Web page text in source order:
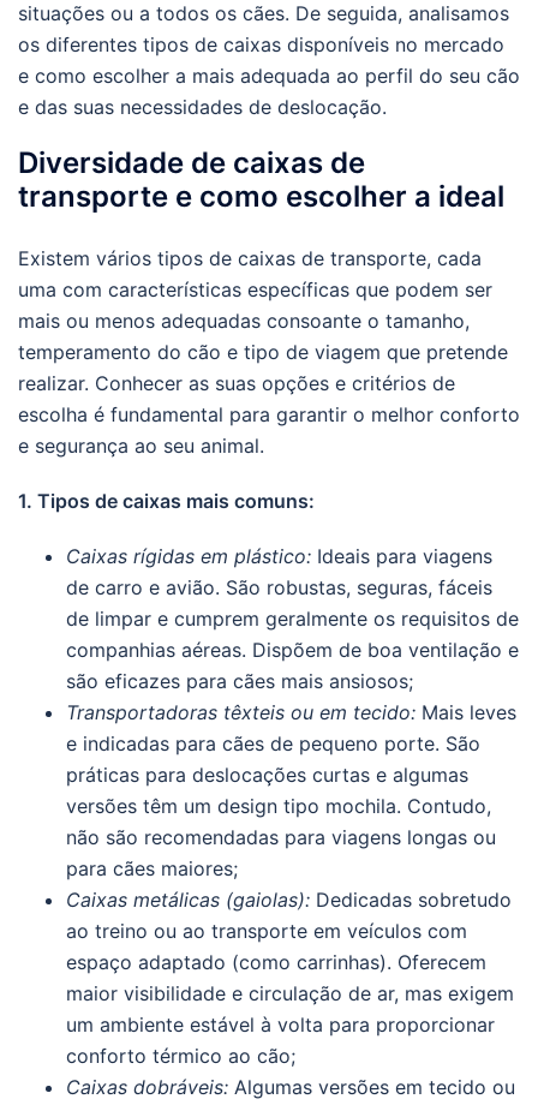
situações ou a todos os cães. De seguida, analisamos
os diferentes tipos de caixas disponíveis no mercado
e como escolher a mais adequada ao perfil do seu cão
e das suas necessidades de deslocação.
Diversidade de caixas de
transporte e como escolher a ideal
Existem vários tipos de caixas de transporte, cada
uma com características específicas que podem ser
mais ou menos adequadas consoante o tamanho,
temperamento do cão e tipo de viagem que pretende
realizar. Conhecer as suas opções e critérios de
escolha é fundamental para garantir o melhor conforto
e segurança ao seu animal.
1. Tipos de caixas mais comuns:
Caixas rígidas em plástico: Ideais para viagens
de carro e avião. São robustas, seguras, fáceis
de limpar e cumprem geralmente os requisitos de
companhias aéreas. Dispõem de boa ventilação e
são eficazes para cães mais ansiosos;
Transportadoras têxteis ou em tecido: Mais leves
e indicadas para cães de pequeno porte. São
práticas para deslocações curtas e algumas
versões têm um design tipo mochila. Contudo,
não são recomendadas para viagens longas ou
para cães maiores;
Caixas metálicas (gaiolas): Dedicadas sobretudo
ao treino ou ao transporte em veículos com
espaço adaptado (como carrinhas). Oferecem
maior visibilidade e circulação de ar, mas exigem
um ambiente estável à volta para proporcionar
conforto térmico ao cão;
Caixas dobráveis: Algumas versões em tecido ou